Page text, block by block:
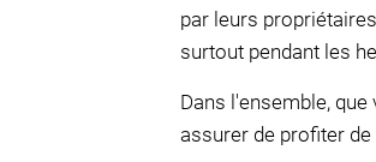
par leurs
surtout pendant les
Dans l'ensemble,
assurer de profiter